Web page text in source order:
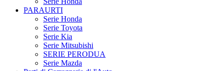
PARAURTI
Serie Honda
Serie Toyota
Serie Kia
Serie Mitsubishi
SERIE PERODUA
Serie Mazda